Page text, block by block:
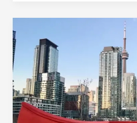
não
morar
no
Canadá
|